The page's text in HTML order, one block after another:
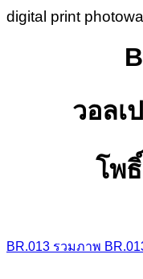
digital print
วอลเ
โพ
BR.013 รวมภาพ